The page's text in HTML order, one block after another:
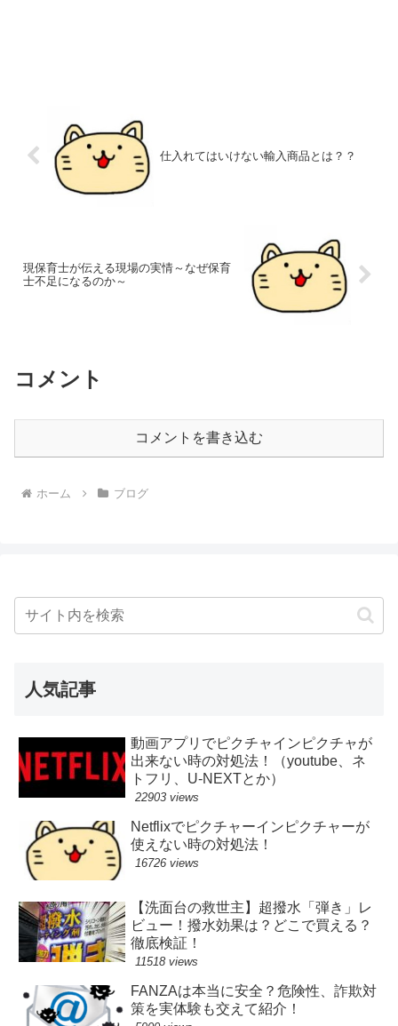
仕入れてはいけない輸入商品とは？？
現保育士が伝える現場の実情～なぜ保育
士不足になるのか～
コメント
コメントを書き込む
ホーム ブログ
人気記事
動画アプリでピクチャインピクチャが
出来ない時の対処法！（youtube、ネ
トフリ、U-NEXTとか）
22903 views
Netflixでピクチャーインピクチャーが
使えない時の対処法！
16726 views
【洗面台の救世主】超撥水「弾き」レ
ビュー！撥水効果は？どこで買える？
徹底検証！
11518 views
FANZAは本当に安全？危険性、詐欺対
策を実体験も交えて紹介！